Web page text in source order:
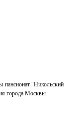
пансионат "Никольский
города Москвы